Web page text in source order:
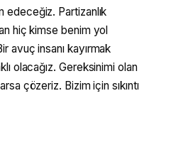
edeceğiz. Partizanlık
hiç kimse benim yol
avuç insanı kayırmak
olacağız. Gereksinimi olan
çözeriz. Bizim için sıkıntı